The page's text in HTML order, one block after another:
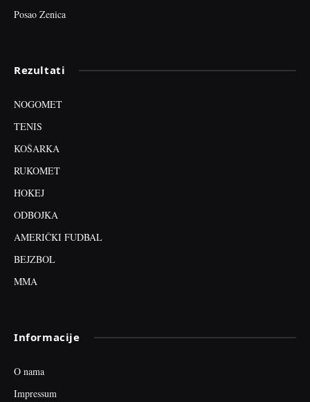
Posao Zenica
Rezultati
NOGOMET
TENIS
KOŠARKA
RUKOMET
HOKEJ
ODBOJKA
AMERIČKI FUDBAL
BEJZBOL
MMA
Informacije
O nama
Impressum